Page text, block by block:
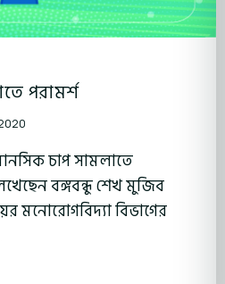
পরামর্শ
চাপ সামলাতে
বঙ্গবন্ধু শেখ মুজিব
মনোরোগবিদ্যা বিভাগের